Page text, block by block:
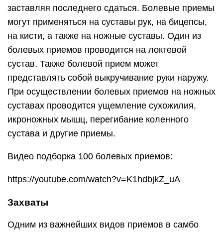
заставляя последнего сдаться. Болевые приемы
могут применяться на суставы рук, на бицепсы,
на кисти, а также на ножные суставы. Один из
болевых приемов проводится на локтевой
сустав. Также болевой прием может
представлять собой выкручивание руки наружу.
При осуществлении болевых приемов на ножных
суставах проводится ущемление сухожилия,
икроножных мышц, перегибание коленного
сустава и другие приемы.
Видео подборка 100 болевых приемов:
https://youtube.com/watch?v=K1hdbjkZ_uA
Захваты
Одним из важнейших видов приемов в самбо